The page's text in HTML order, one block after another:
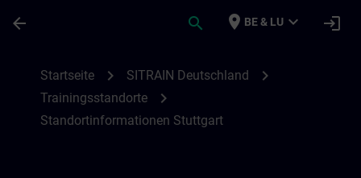
arrow_back search place BE & LU expand_more login
Startseite chevron_right SITRAIN Deutschland chevron_right
Trainingsstandorte chevron_right
Standortinformationen Stuttgart